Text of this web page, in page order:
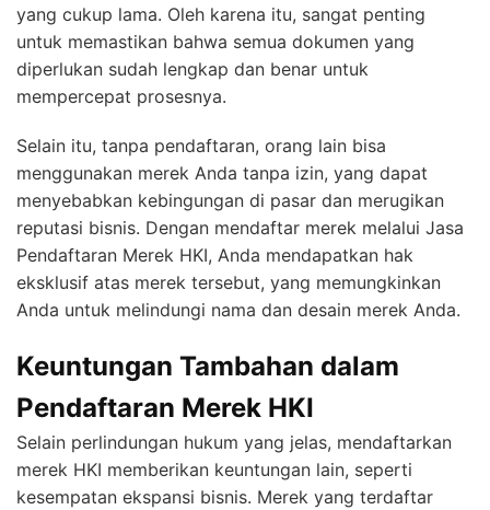
yang cukup lama. Oleh karena itu, sangat penting
untuk memastikan bahwa semua dokumen yang
diperlukan sudah lengkap dan benar untuk
mempercepat prosesnya.
Selain itu, tanpa pendaftaran, orang lain bisa
menggunakan merek Anda tanpa izin, yang dapat
menyebabkan kebingungan di pasar dan merugikan
reputasi bisnis. Dengan mendaftar merek melalui Jasa
Pendaftaran Merek HKI, Anda mendapatkan hak
eksklusif atas merek tersebut, yang memungkinkan
Anda untuk melindungi nama dan desain merek Anda.
Keuntungan Tambahan dalam
Pendaftaran Merek HKI
Selain perlindungan hukum yang jelas, mendaftarkan
merek HKI memberikan keuntungan lain, seperti
kesempatan ekspansi bisnis. Merek yang terdaftar